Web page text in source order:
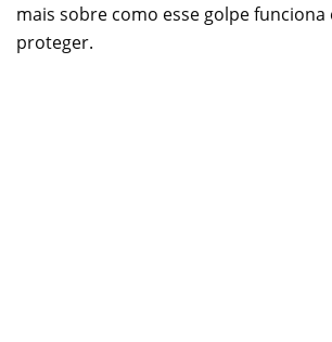
mais sobre como esse golpe funciona
proteger.